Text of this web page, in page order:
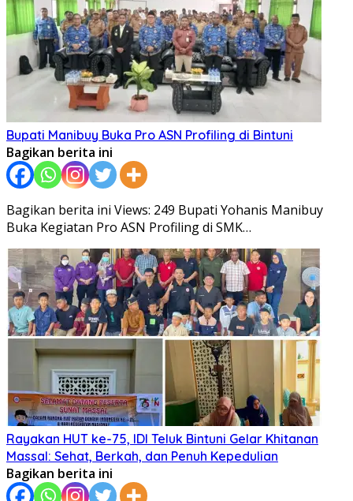
Bupati Manibuy Buka Pro ASN Profiling di Bintuni
Bagikan berita ini
Bagikan berita ini Views: 249 Bupati Yohanis Manibuy
Buka Kegiatan Pro ASN Profiling di SMK…
Rayakan HUT ke-75, IDI Teluk Bintuni Gelar Khitanan
Massal: Sehat, Berkah, dan Penuh Kepedulian
Bagikan berita ini